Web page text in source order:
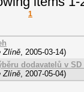
1
Zlíně, 2005-03-14)
dodavatelů v SD
Zlíně, 2007-05-04)